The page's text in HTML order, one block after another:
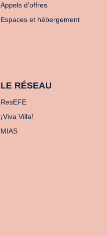
Appels d'offres
Espaces et hébergement
LE RÉSEAU
ResEFE
¡Viva Villa!
MIAS